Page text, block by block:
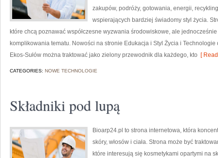
zakupów, podróży, gotowania, energii,
wspierających bardziej świadomy styl życia.
które chcą poznawać współczesne wyzwania środowiskowe, ale
komplikowania tematu. Nowości na stronie Edukacja i Styl Życia i
Ekos-Sułów można traktować jako zielony przewodnik dla każdego, kto [
CATEGORIES: NOWE TECHNOLOGIE
Składniki pod lupą
Bioarp24.pl to strona internetowa, która
skóry, włosów i ciała. Strona może być
które interesują się kosmetykami opartymi na